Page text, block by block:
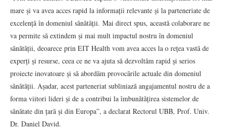
mare și va avea acces rapid la informații relevante și la parteneriate de
excelență în domeniul sănătății. Mai direct spus, această colaborare ne
va permite să extindem și mai mult impactul nostru în domeniul
sănătății, deoarece prin EIT Health vom avea acces la o rețea vastă de
experți și resurse, ceea ce ne va ajuta să dezvoltăm rapid și serios
proiecte inovatoare și să abordăm provocările actuale din domeniul
sănătății. Așadar, acest parteneriat subliniază angajamentul nostru de a
forma viitori lideri și de a contribui la îmbunătățirea sistemelor de
sănătate din țară și din Europa”, a declarat Rectorul UBB, Prof. Univ.
Dr. Daniel David.